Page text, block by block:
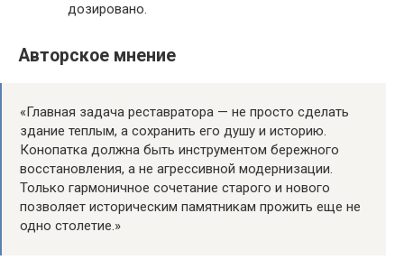
дозировано.
Авторское мнение
«Главная задача реставратора — не просто сделать
здание теплым, а сохранить его душу и историю.
Конопатка должна быть инструментом бережного
восстановления, а не агрессивной модернизации.
Только гармоничное сочетание старого и нового
позволяет историческим памятникам прожить еще не
одно столетие.»